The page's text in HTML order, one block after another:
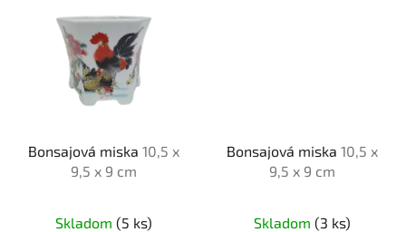
Bonsajová miska 10,5 x
9,5 x 9 cm
Skladom (5 ks)
Bonsajová miska 10,5 x
9,5 x 9 cm
Skladom (3 ks)